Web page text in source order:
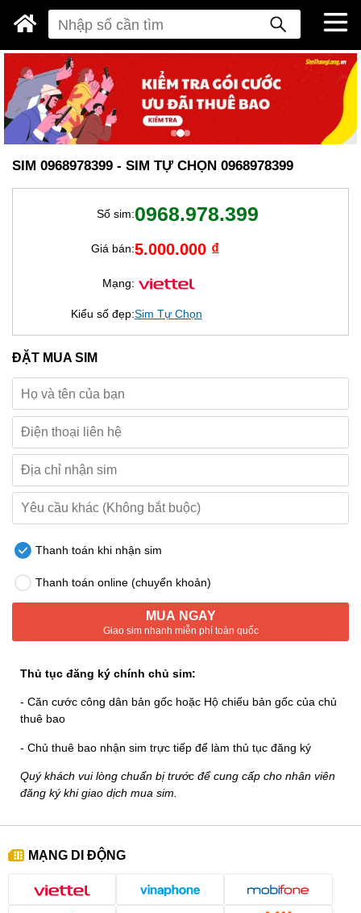
SIM 0968978399 - SIM TỰ CHỌN 0968978399
Số sim:0968.978.399
Giá bán:5.000.000 ₫
Mạng:
Kiểu số đẹp:Sim Tự Chọn
ĐẶT MUA SIM
Thanh toán khi nhận sim
Thanh toán online (chuyển khoản)
MUA NGAY
Giao sim nhanh miễn phí toàn quốc
Thủ tục đăng ký chính chủ sim:
- Căn cước công dân bản gốc hoặc Hộ chiếu bản gốc của chủ
thuê bao
- Chủ thuê bao nhận sim trực tiếp để làm thủ tục đăng ký
Quý khách vui lòng chuẩn bị trước để cung cấp cho nhân viên
đăng ký khi giao dịch mua sim.
MẠNG DI ĐỘNG